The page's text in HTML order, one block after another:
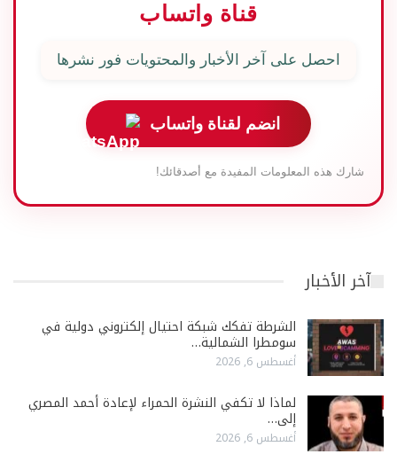
قناة واتساب
احصل على آخر الأخبار والمحتويات فور نشرها
انضم لقناة واتساب
شارك هذه المعلومات المفيدة مع أصدقائك!
آخر الأخبار
الشرطة تفكك شبكة احتيال إلكتروني دولية في
سومطرا الشمالية…
أغسطس 6, 2026
لماذا لا تكفي النشرة الحمراء لإعادة أحمد المصري
إلى…
أغسطس 6, 2026